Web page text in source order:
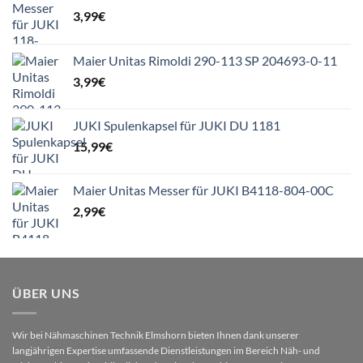
3,99€
Maier Unitas Rimoldi 290-113 SP 204693-0-11
3,99€
JUKI Spulenkapsel für JUKI DU 1181
15,99€
Maier Unitas Messer für JUKI B4118-804-00C
2,99€
ÜBER UNS
Wir bei Nähmaschinen Technik Elmshorn bieten Ihnen dank unserer
langjährigen Expertise umfassende Dienstleistungen im Bereich Näh- und